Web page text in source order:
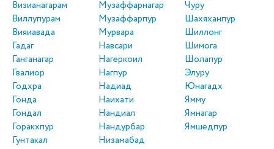
Визианагарам
Виллупурам
Вияиавада
Гадаг
Ганганагар
Гвалиор
Годхра
Гонда
Гондал
Горакхпур
Гунтакал
Музаффарнагар
Музаффарпур
Мурвара
Навсари
Нагеркоил
Нагпур
Надиад
Наихати
Нандиал
Нандурбар
Низамабад
Чуру
Шахяханпур
Шиллонг
Шимога
Шолапур
Элуру
Юнагадх
Ямму
Ямнагар
Ямшедпур